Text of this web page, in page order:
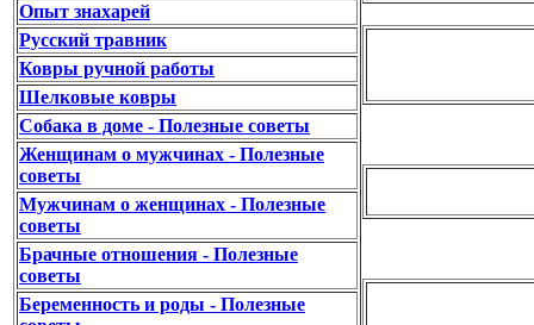
Опыт знахарей
Русский травник
Ковры ручной работы
Шелковые ковры
Собака в доме - Полезные советы
Женщинам о мужчинах - Полезные
советы
Мужчинам о женщинах - Полезные
советы
Брачные отношения - Полезные
советы
Беременность и роды - Полезные